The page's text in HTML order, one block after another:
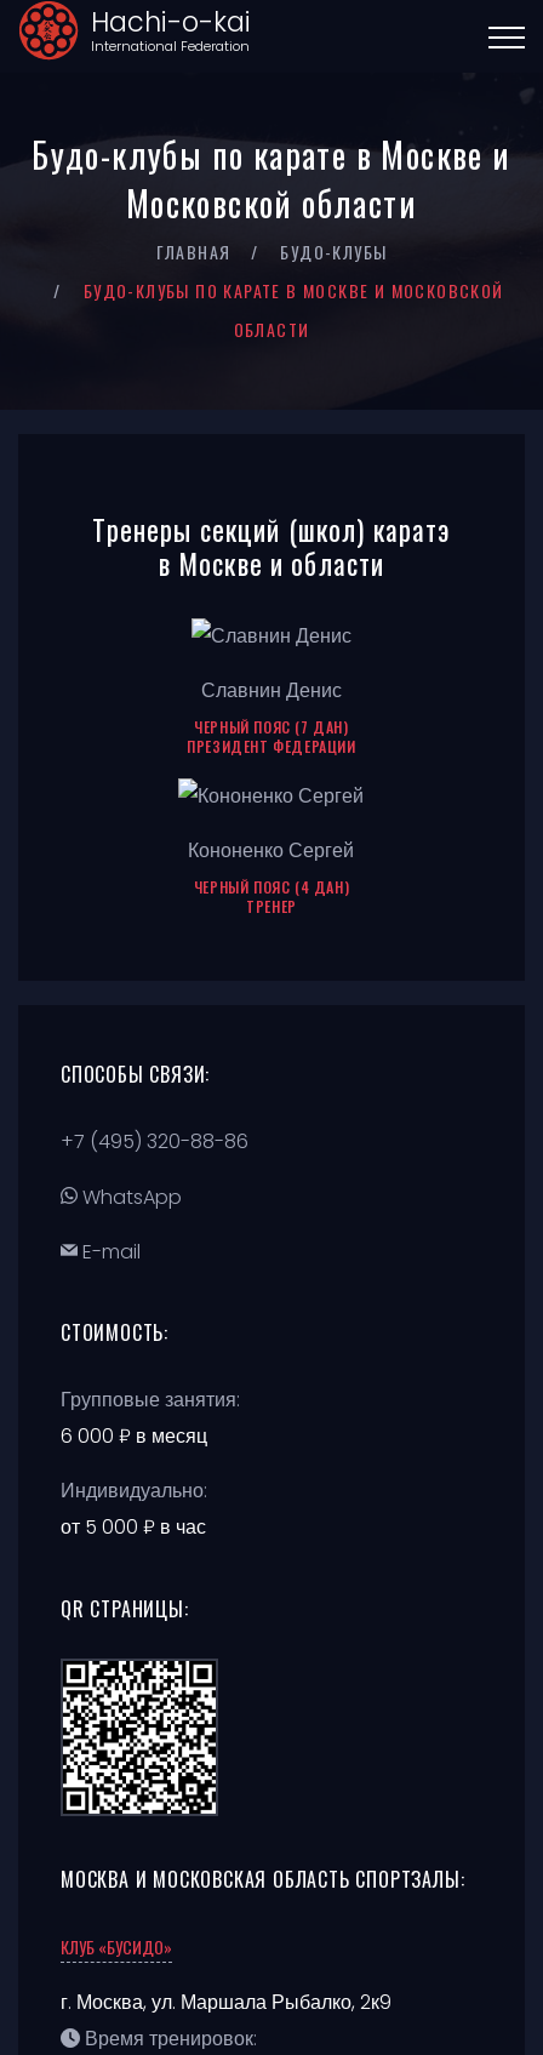
Hachi-o-kai
International Federation
Будо-клубы по карате в Москве и
Московской области
ГЛАВНАЯ
БУДО-КЛУБЫ
БУДО-КЛУБЫ ПО КАРАТЕ В МОСКВЕ И МОСКОВСКОЙ
ОБЛАСТИ
Тренеры секций (школ) каратэ
в Москве и области
Славнин Денис
ЧЕРНЫЙ ПОЯС (7 ДАН)
ПРЕЗИДЕНТ ФЕДЕРАЦИИ
Кононенко Сергей
ЧЕРНЫЙ ПОЯС (4 ДАН)
ТРЕНЕР
СПОСОБЫ СВЯЗИ:
+7 (495) 320-88-86
WhatsApp
E-mail
СТОИМОСТЬ:
Групповые занятия:
6 000 ₽ в месяц
Индивидуально:
от 5 000 ₽ в час
QR СТРАНИЦЫ:
МОСКВА И МОСКОВСКАЯ ОБЛАСТЬ СПОРТЗАЛЫ:
КЛУБ «БУСИДО»
г. Москва,ул. Маршала Рыбалко, 2к9
Время тренировок: